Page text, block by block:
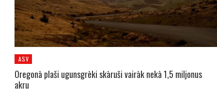
ASV
Oregonā plaši ugunsgrēki skāruši vairāk nekā 1,5 miljonus
akru